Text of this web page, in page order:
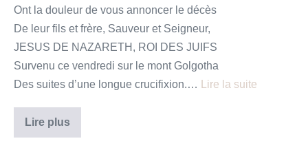
Ont la douleur de vous annoncer le décès
De leur fils et frère, Sauveur et Seigneur,
JESUS DE NAZARETH, ROI DES JUIFS
Survenu ce vendredi sur le mont Golgotha
Des suites d’une longue crucifixion.…
Lire la suite
Lire plusFaire-